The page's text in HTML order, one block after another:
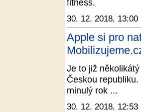
fitness.
30. 12. 2018, 13:00
Apple si pro
Je to již
Českou
minulý rok ...
30. 12. 2018, 12:53